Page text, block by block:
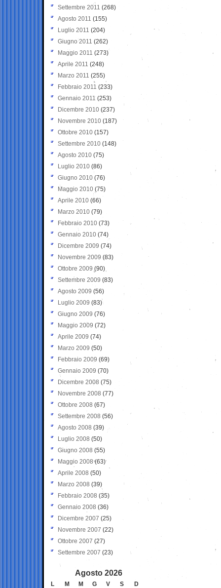
Settembre 2011 (268)
Agosto 2011 (155)
Luglio 2011 (204)
Giugno 2011 (262)
Maggio 2011 (273)
Aprile 2011 (248)
Marzo 2011 (255)
Febbraio 2011 (233)
Gennaio 2011 (253)
Dicembre 2010 (237)
Novembre 2010 (187)
Ottobre 2010 (157)
Settembre 2010 (148)
Agosto 2010 (75)
Luglio 2010 (86)
Giugno 2010 (76)
Maggio 2010 (75)
Aprile 2010 (66)
Marzo 2010 (79)
Febbraio 2010 (73)
Gennaio 2010 (74)
Dicembre 2009 (74)
Novembre 2009 (83)
Ottobre 2009 (90)
Settembre 2009 (83)
Agosto 2009 (56)
Luglio 2009 (83)
Giugno 2009 (76)
Maggio 2009 (72)
Aprile 2009 (74)
Marzo 2009 (50)
Febbraio 2009 (69)
Gennaio 2009 (70)
Dicembre 2008 (75)
Novembre 2008 (77)
Ottobre 2008 (67)
Settembre 2008 (56)
Agosto 2008 (39)
Luglio 2008 (50)
Giugno 2008 (55)
Maggio 2008(63)
Aprile 2008 (50)
Marzo 2008 (39)
Febbraio 2008 (35)
Gennaio 2008 (36)
Dicembre 2007 (25)
Novembre 2007 (22)
Ottobre 2007 (27)
Settembre 2007 (23)
Agosto 2026
L M M G V S
D